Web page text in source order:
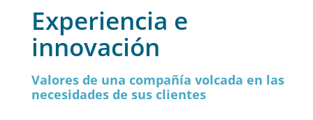
Experiencia e
innovación
Valores de una compañía volcada en las
necesidades de sus clientes